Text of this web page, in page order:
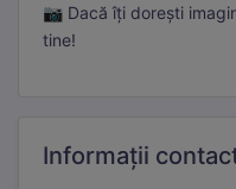
📷 Dacă îți dorești
tine!
Informații